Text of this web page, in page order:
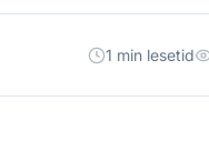
1 min lesetid